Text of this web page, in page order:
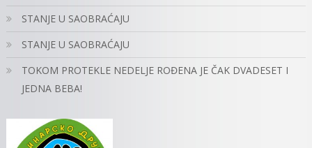
STANJE U SAOBRAĆAJU
STANJE U SAOBRAĆAJU
TOKOM PROTEKLE NEDELJE ROĐENA JE ČAK DVADESET I
JEDNA BEBA!